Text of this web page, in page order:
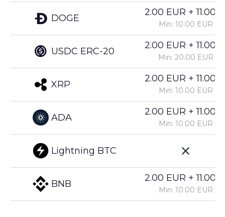
DOGE
USDC ERC-20
XRP
ADA
Lightning BTC
BNB
2.00 EUR +
Min: 10.00 EUR
2.00 EUR +
Min: 20.00 EUR
2.00 EUR +
Min: 10.00 EUR
2.00 EUR +
Min: 10.00 EUR
2.00 EUR +
Min: 10.00 EUR